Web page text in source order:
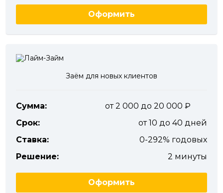
Оформить
Заём для новых клиентов
Сумма:
от 2 000 до 20 000
Срок:
от 10 до 40 дней
Ставка:
0-292% годовых
Решение:
2 минуты
Оформить